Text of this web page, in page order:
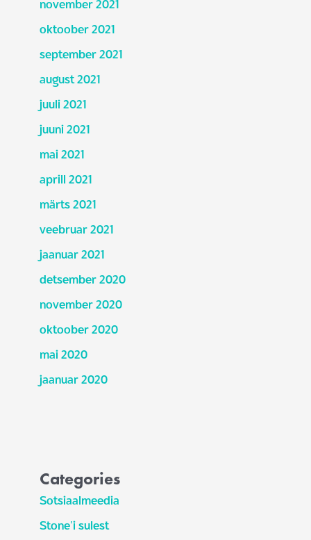
november 2021
oktoober 2021
september 2021
august 2021
juuli 2021
juuni 2021
mai 2021
aprill 2021
märts 2021
veebruar 2021
jaanuar 2021
detsember 2020
november 2020
oktoober 2020
mai 2020
jaanuar 2020
Categories
Sotsiaalmeedia
Stone'i sulest